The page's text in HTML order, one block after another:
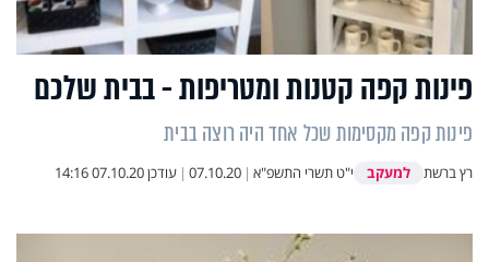
פינות קפה קטנות ומטריפות - בבית שלכם
פינות קפה מקסימות שכל אחד היה רוצה בבית
רץ ברשת למעקב י"ט תשרי התשפ"א |
07.10.20
| עודכן07.10.20 14:16